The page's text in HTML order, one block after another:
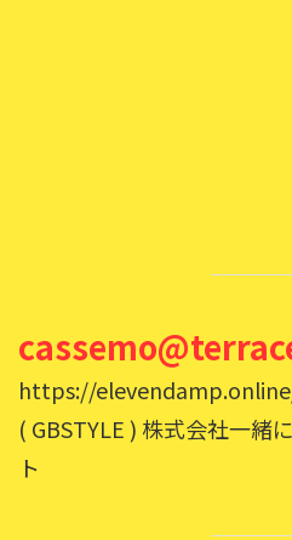
https://
( GBSTYLE ) 株式会社一緒
ト